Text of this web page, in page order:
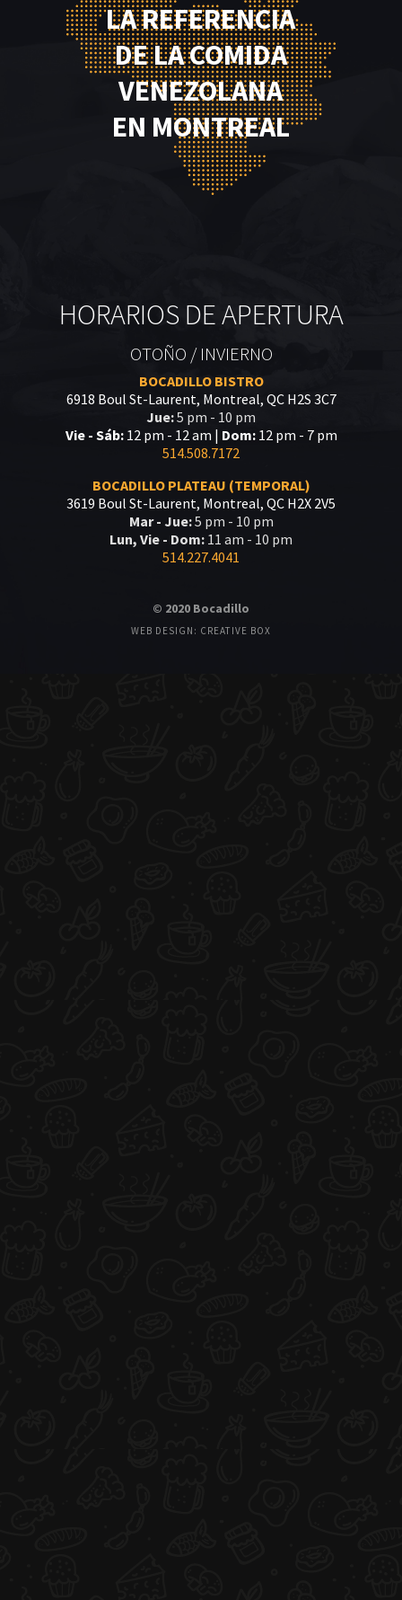
LA REFERENCIA
DE LA COMIDA
VENEZOLANA
EN MONTREAL
HORARIOS DE APERTURA
OTOÑO / INVIERNO
BOCADILLO BISTRO
6918 Boul St-Laurent, Montreal, QC H2S 3C7
Jue:5 pm - 10 pm
Vie - Sáb:12 pm - 12 am | Dom:12 pm - 7 pm
514.508.7172
BOCADILLO PLATEAU (TEMPORAL)
3619 Boul St-Laurent, Montreal, QC H2X 2V5
Mar - Jue:5 pm - 10 pm
Lun, Vie - Dom: 11 am - 10 pm
514.227.4041
© 2020 Bocadillo
WEB DESIGN: CREATIVE BOX